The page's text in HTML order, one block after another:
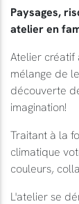
Paysages,
atelier en
Atelier créatif
mélange de
découverte
imagination!
Traitant à la
climatique
couleurs,
L'atelier se